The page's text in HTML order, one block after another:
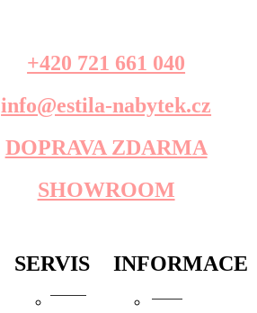
+420 721 661 040
info@estila-nabytek.cz
DOPRAVA ZDARMA
SHOWROOM
SERVIS INFORMACE